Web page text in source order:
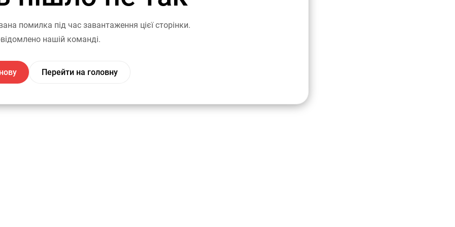
помилка під час завантаження цієї сторінки.
нашій команді.
Перейти на головну